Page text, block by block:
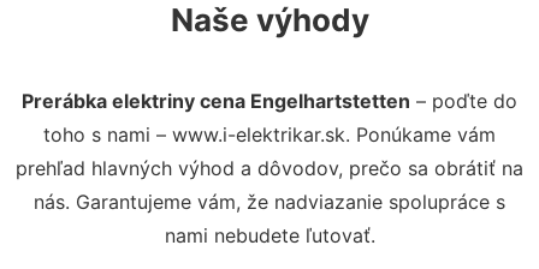
Naše výhody
Prerábka elektriny cena Engelhartstetten – poďte do
toho s nami – www.i-elektrikar.sk. Ponúkame vám
prehľad hlavných výhod a dôvodov, prečo sa obrátiť na
nás. Garantujeme vám, že nadviazanie spolupráce s
nami nebudete ľutovať.